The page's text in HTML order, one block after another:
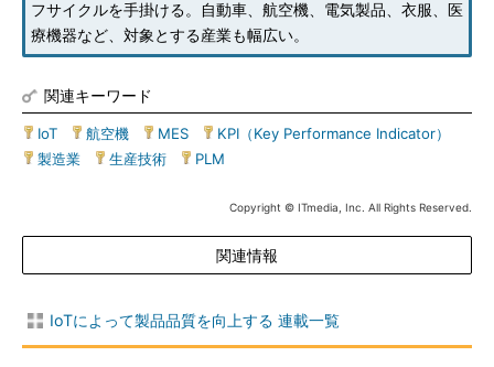
フサイクルを手掛ける。自動車、航空機、電気製品、衣服、医
療機器など、対象とする産業も幅広い。
関連キーワード
IoT 航空機 MES KPI（Key Performance Indicator）
製造業
生産技術 PLM
Copyright © ITmedia, Inc. All Rights Reserved.
関連情報
IoTによって製品品質を向上する 連載一覧